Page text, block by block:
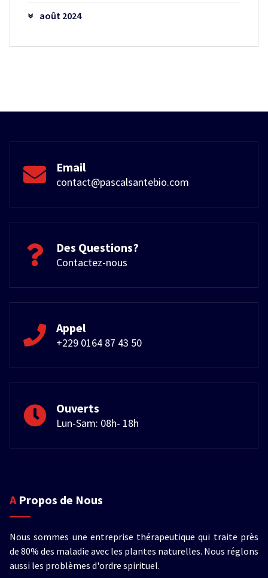
août 2024
Email
contact@pascalsantebio.com
Des Questions?
Contactez-nous
Appel
+229 0164 87 43 50
Ouverts
Lun-Sam: 08h- 18h
A Propos de Nous
Nous sommes une entreprise thérapeutique qui traite près
de 80% des maladie avec les plantes naturelles. Nous réglons
aussi les problèmes d'ordre spirituel.